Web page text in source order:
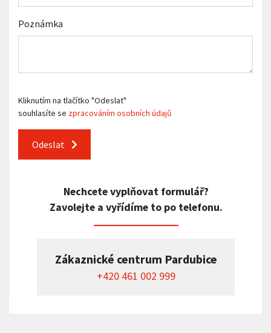
Poznámka
Kliknutím na tlačítko "Odeslat"
souhlasíte se zpracováním osobních údajů
Odeslat
Nechcete vyplňovat formulář?
Zavolejte a vyřídíme to po telefonu.
Zákaznické centrum Pardubice
+420 461 002 999